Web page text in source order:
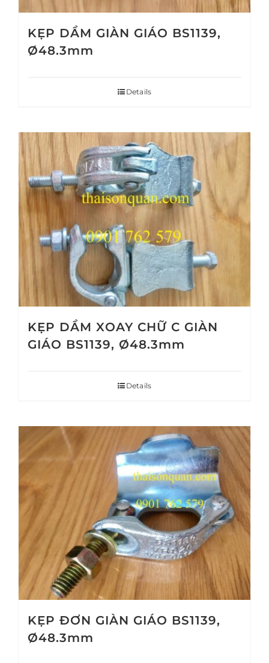
KẸP DẦM GIÀN GIÁO BS1139,
Ø48.3mm
Details
KẸP DẦM XOAY CHỮ C GIÀN
GIÁO BS1139, Ø48.3mm
Details
KẸP ĐƠN GIÀN GIÁO BS1139,
Ø48.3mm